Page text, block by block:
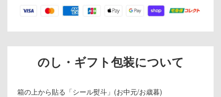
のし・ギフト包装について
箱の上から貼る「シール熨斗」(お中元/お歳暮)